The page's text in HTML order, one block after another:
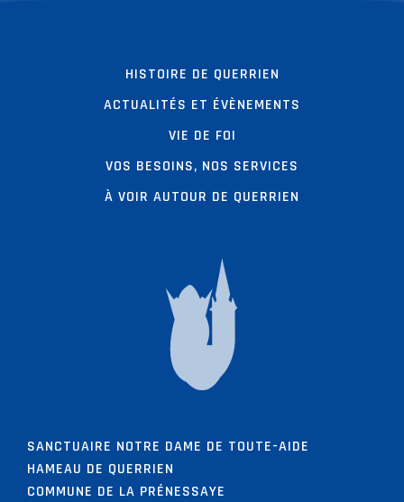
HISTOIRE DE QUERRIEN
ACTUALITÉS ET ÉVÈNEMENTS
VIE DE FOI
VOS BESOINS, NOS SERVICES
À VOIR AUTOUR DE QUERRIEN
SANCTUAIRE NOTRE DAME DE TOUTE-AIDE
HAMEAU DE QUERRIEN
COMMUNE DE LA PRÉNESSAYE